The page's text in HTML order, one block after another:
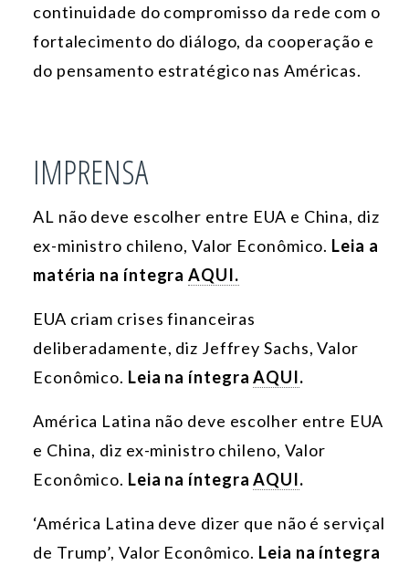
continuidade do compromisso da rede com o
fortalecimento do diálogo, da cooperação e
do pensamento estratégico nas Américas.
IMPRENSA
AL não deve escolher entre EUA e China, diz
ex-ministro chileno, Valor Econômico. Leia a
matéria na íntegraAQUI.
EUA criam crises financeiras
deliberadamente, diz Jeffrey Sachs, Valor
Econômico. Leia na íntegraAQUI.
América Latina não deve escolher entre EUA
e China, diz ex-ministro chileno, Valor
Econômico. Leia na íntegraAQUI.
‘América Latina deve dizer que não é serviçal
de Trump’, Valor Econômico. Leia na íntegra